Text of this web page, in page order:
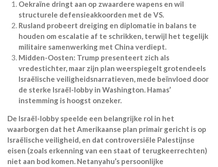
Oekraïne dringt aan op zwaardere wapens en wil
structurele defensieakkoorden met de VS.
Rusland probeert dreiging en diplomatie in balans te
houden om escalatie af te schrikken, terwijl het tegelijk
militaire samenwerking met China verdiept.
Midden-Oosten: Trump presenteert zich als
vredestichter, maar zijn plan weerspiegelt grotendeels
Israëlische veiligheidsnarratieven, mede beïnvloed door
de sterke Israël-lobby in Washington. Hamas’
instemming is hoogst onzeker.
De Israël-lobby speelde een belangrijke rol in het
waarborgen dat het Amerikaanse plan primair gericht is op
Israëlische veiligheid, en dat controversiële Palestijnse
eisen (zoals erkenning van een staat of terugkeerrechten)
niet aan bod komen. Netanyahu’s persoonlijke